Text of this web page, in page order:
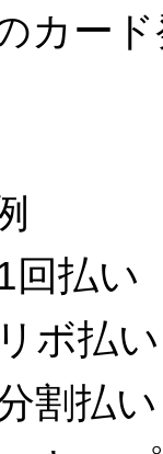
カー
回払い
ボ払い
割払い